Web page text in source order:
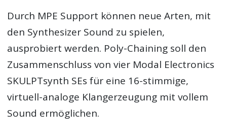
Durch MPE Support können neue Arten, mit
den Synthesizer Sound zu spielen,
ausprobiert werden. Poly-Chaining soll den
Zusammenschluss von vier Modal Electronics
SKULPTsynth SEs für eine 16-stimmige,
virtuell-analoge Klangerzeugung mit vollem
Sound ermöglichen.